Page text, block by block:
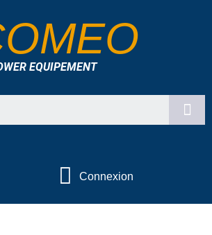
EQUIPEMENT
Connexion